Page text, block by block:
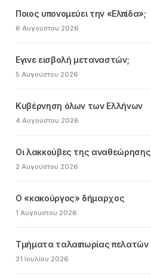
Ποιος υπονομεύει την «Ελπίδα»;
6 Αυγούστου 2026
Εγινε εισβολή μεταναστών;
5 Αυγούστου 2026
Κυβέρνηση όλων των Ελλήνων
4 Αυγούστου 2026
Οι λακκούβες της αναθεώρησης
2 Αυγούστου 2026
Ο «κακούργος» δήμαρχος
1 Αυγούστου 2026
Τμήματα ταλαιπωρίας πελατών
31 Ιουλίου 2026